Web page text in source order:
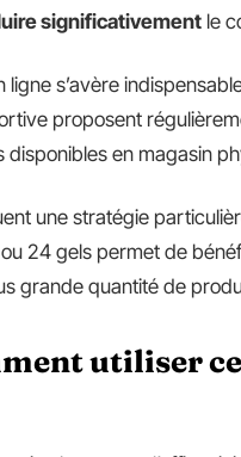
significativement le
s’avère
proposent
en magasin
une stratégie
24 gels permet de
grande quantité de
utiliser